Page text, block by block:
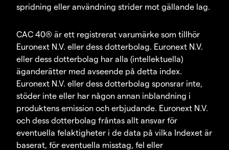
spridning eller användning strider mot gällande lag.
CAC 40® är ett registrerat varumärke som tillhör
Euronext N.V. eller dess dotterbolag. Euronext N.V.
eller dess dotterbolag har alla (intellektuella)
äganderätter med avseende på detta index.
Euronext N.V. eller dess dotterbolag sponsrar inte,
stöder inte eller har någon annan inblandning i
produktens emission och erbjudande. Euronext N.V.
och dess dotterbolag fråntas allt ansvar för
eventuella felaktigheter i de data på vilka Indexet är
baserat, för eventuella misstag, fel eller